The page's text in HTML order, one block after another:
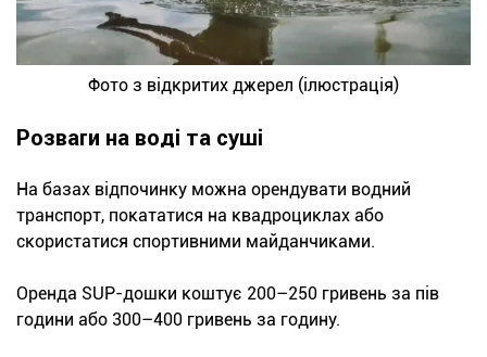
Фото з відкритих джерел (ілюстрація)
Розваги на воді та суші
На базах відпочинку можна орендувати водний
транспорт, покататися на квадроциклах або
скористатися спортивними майданчиками.
Оренда SUP-дошки коштує 200–250 гривень за пів
години або 300–400 гривень за годину.